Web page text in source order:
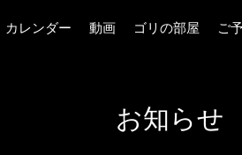
カレンダー 動画 ゴリの部屋 ご
お知らせ